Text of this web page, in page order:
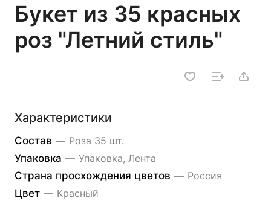
Букет из 35 красных
роз "Летний стиль"
Характеристики
Состав — Роза 35 шт.
Упаковка — Упаковка, Лента
Страна просхождения цветов — Россия
Цвет — Красный